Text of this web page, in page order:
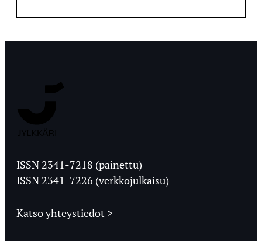
Ylioppilaslehti
ISSN 2341-7218 (painettu)
ISSN 2341-7226 (verkkojulkaisu)
Katso yhteystiedot >